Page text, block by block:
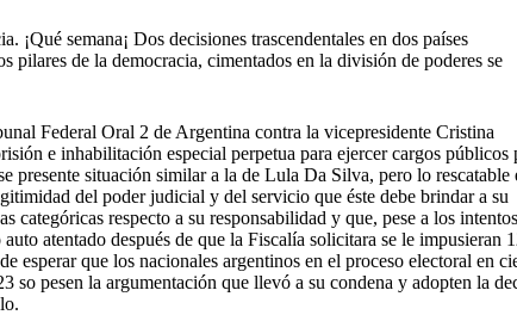
¡Qué semana¡ Dos decisiones trascendentales en dos países
pilares de la democracia, cimentados en la división de poderes se
Federal Oral 2 de Argentina contra la vicepresidente Cristina
e inhabilitación especial perpetua para ejercer cargos públicos
presente situación similar a la de Lula Da Silva, pero lo rescatable
del poder judicial y del servicio que éste debe brindar a su
categóricas respecto a su responsabilidad y que, pese a los
atentado después de que la Fiscalía solicitara se le impusieran
esperar que los nacionales argentinos en el proceso electoral en
so pesen la argumentación que llevó a su condena y adopten la